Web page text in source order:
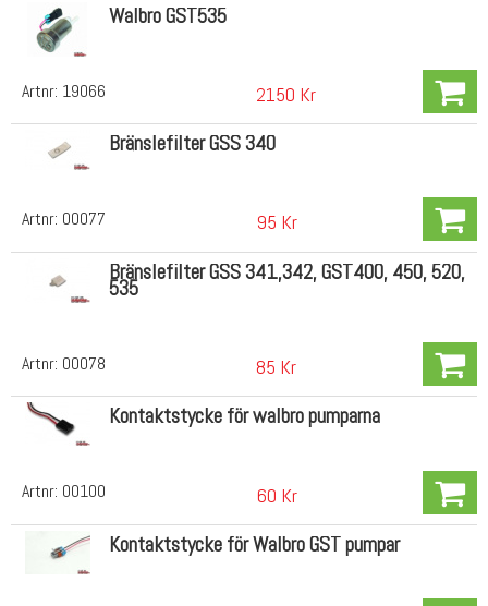
Artnr: 19066
Walbro GST535
2150 Kr
Artnr: 00077
Bränslefilter GSS 340
95 Kr
Artnr: 00078
Bränslefilter GSS 341,342, GST400, 450, 520,
535
85 Kr
Artnr: 00100
Kontaktstycke för walbro pumparna
60 Kr
Kontaktstycke för Walbro GST pumpar